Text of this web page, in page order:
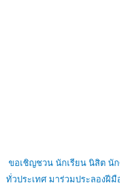
ขอเชิญชวน นักเรียน นิสิต นั
ทั่วประเทศ มาร่วมประลองฝี